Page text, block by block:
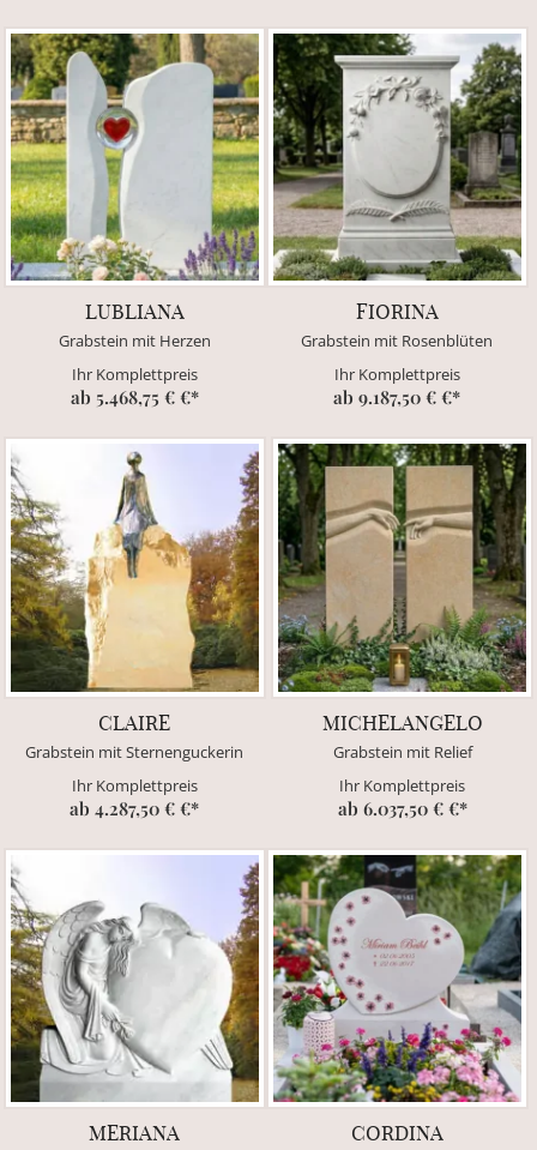
LUBLIANA
Grabstein mit Herzen
Ihr Komplettpreis
ab 5.468,75 € €*
FIORINA
Grabstein mit Rosenblüten
Ihr Komplettpreis
ab 9.187,50 € €*
CLAIRE
Grabstein mit Sternenguckerin
Ihr Komplettpreis
ab 4.287,50 € €*
MICHELANGELO
Grabstein mit Relief
Ihr Komplettpreis
ab 6.037,50 € €*
MERIANA CORDINA